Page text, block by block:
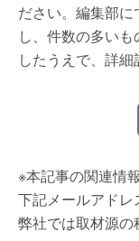
ださい。編集部
し、件数の多い
したうえで、詳細
※本記事の関連情
下記メールアドレ
弊社では取材源の